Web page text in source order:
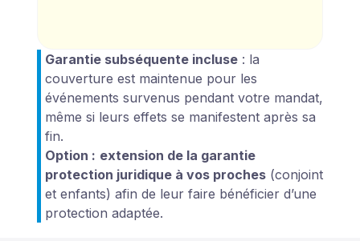
Garantie subséquente incluse: la
couverture est maintenue pour les
événements survenus pendant votre mandat,
même si leurs effets se manifestent après sa
fin.
Option : extension dela garantie
protection juridique à vos proches(conjoint
et enfants) afin de leur faire bénéficier d’une
protection adaptée.